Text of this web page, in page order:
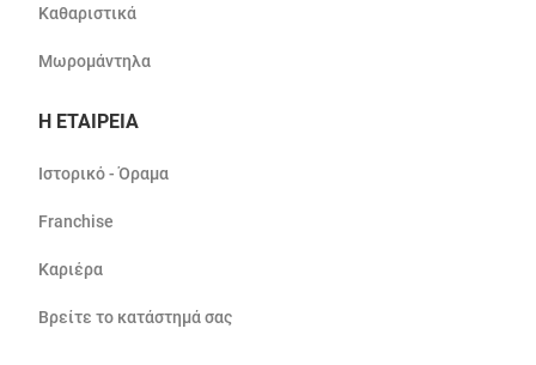
Καθαριστικά
Μωρομάντηλα
Η ΕΤΑΙΡΕΙΑ
Ιστορικό - Όραμα
Franchise
Καριέρα
Βρείτε το κατάστημά σας